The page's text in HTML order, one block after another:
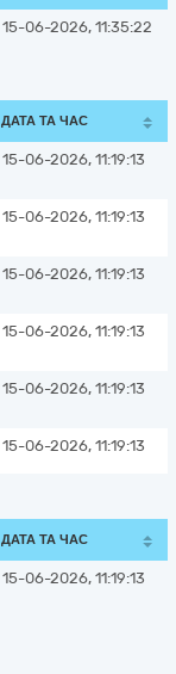
15-06-2026, 11:35:22
ДАТА ТА ЧАС
15-06-2026, 11:19:13
15-06-2026, 11:19:13
15-06-2026, 11:19:13
15-06-2026, 11:19:13
15-06-2026, 11:19:13
15-06-2026, 11:19:13
ДАТА ТА ЧАС
15-06-2026, 11:19:13